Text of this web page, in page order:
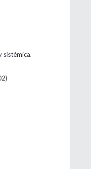
sistémica.